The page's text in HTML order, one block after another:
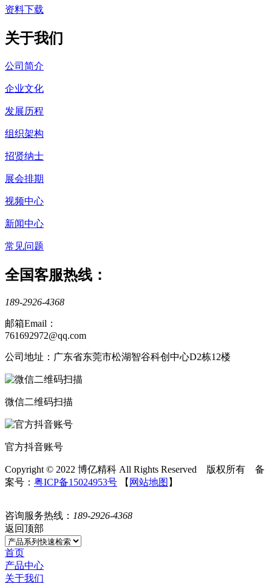
资料下载
关于我们
公司简介
企业文化
发展历程
组织架构
招贤纳士
展会排期
视频中心
新闻中心
常见问题
全国客服热线：
189-2926-4368
邮箱Email：
761692972@qq.com
公司地址：广东省东莞市松湖智谷科创中心D2栋12楼
微信二维码扫描
官方抖音账号
Copyright © 2022 博亿精科 All Rights Reserved 版权所有 备
案号： 粤ICP备15024953号 【 网站地图 】
咨询服务热线： 189-2926-4368
返回顶部
首页
产品中心
关于我们